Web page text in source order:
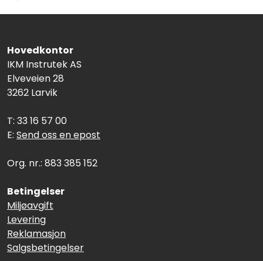
Hovedkontor
IKM Instrutek AS
Elveveien 28
3262 Larvik
T: 33 16 57 00
E: Send oss en epost
Org. nr.: 883 385 152
Betingelser
Miljøavgift
Levering
Reklamasjon
Salgsbetingelser